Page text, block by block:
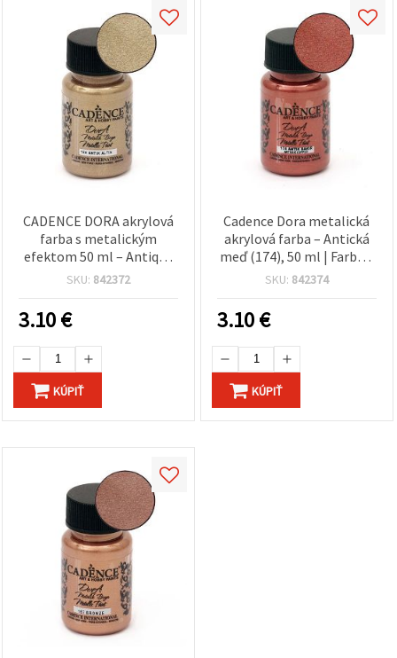
CADENCE DORA akrylová
farba s metalickým
efektom 50 ml – Antique
Gold 150 (zlatá) prémiová
plátno, drevo, papier a
SKU: 842372
3.10€
KÚPIŤ
Cadence Dora metalická
akrylová farba – Antická
meď (174), 50 ml | Farba s
metalickým efektom na
a modelárske projekty
SKU: 842374
3.10€
KÚPIŤ